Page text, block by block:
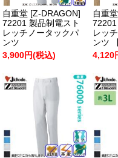
自重堂 [Z-DRAGON]
72201 製品制電スト
レッチノータックパ
ンツ
3,900円(税込)
自重
72201
レッ
ンツ
4,120